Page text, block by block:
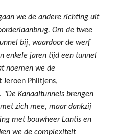
we de andere richting uit
Om de twee
bij, waardoor de werf
enkele jaren tijd een tunnel
noemen we de
Jeroen Philtjens,
"De Kanaaltunnels brengen
zich mee, maar dankzij
met bouwheer Lantis en
we de complexiteit